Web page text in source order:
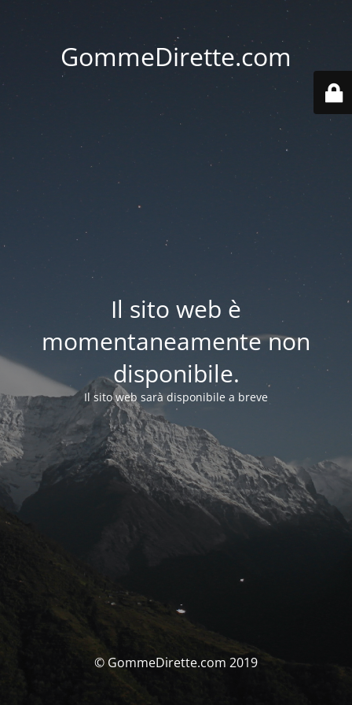
GommeDirette.com
Il sito web è
momentaneamente non
disponibile.
Il sito web sarà disponibile a breve
© GommeDirette.com 2019